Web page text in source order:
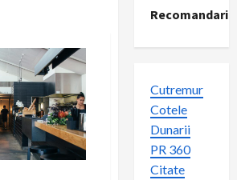
Recomandari
Cutremur
Cotele
Dunarii
PR 360
Citate